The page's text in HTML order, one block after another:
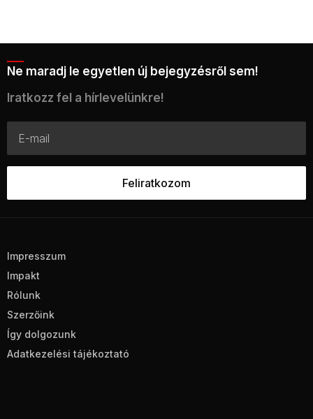
Ne maradj le egyetlen új bejegyzésről sem!
Iratkozz fel a hírlevelünkre!
Impresszum
Impakt
Rólunk
Szerzőink
Így dolgozunk
Adatkezelési tájékoztató